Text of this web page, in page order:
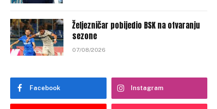
Željezničar pobijedio BSK na otvaranju
sezone
07/08/2026
Facebook Instagram